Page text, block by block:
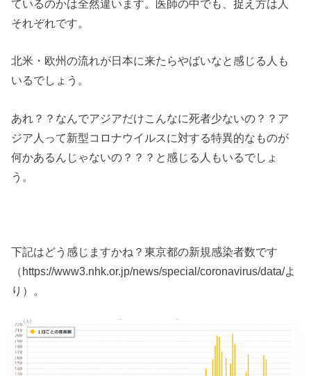
ているのかは全然違います。医師の中でも、捉え方は人
それぞれです。
北米・欧州の流れが日本に来たらやばいなと感じる人も
いるでしょう。
あれ？？なんでアジアだけこんなに死者少ないの？？ア
ジア人って新型コロナウイルスに対する特異的なものが
何かあるんじゃないの？？？と感じる人もいるでしょ
う。
下記はどう感じますかね？東京都の新規感染者数です
（https://www3.nhk.or.jp/news/special/coronavirus/data/よ
り）。